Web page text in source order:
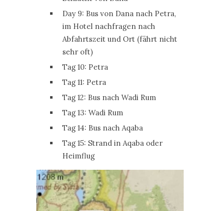
Day 9: Bus von Dana nach Petra,
im Hotel nachfragen nach
Abfahrtszeit und Ort (fährt nicht
sehr oft)
Tag 10: Petra
Tag 11: Petra
Tag 12: Bus nach Wadi Rum
Tag 13: Wadi Rum
Tag 14: Bus nach Aqaba
Tag 15: Strand in Aqaba oder
Heimflug